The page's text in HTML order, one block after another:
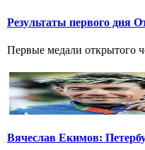
Результаты первого дня
Первые медали открытого
Вячеслав Екимов: